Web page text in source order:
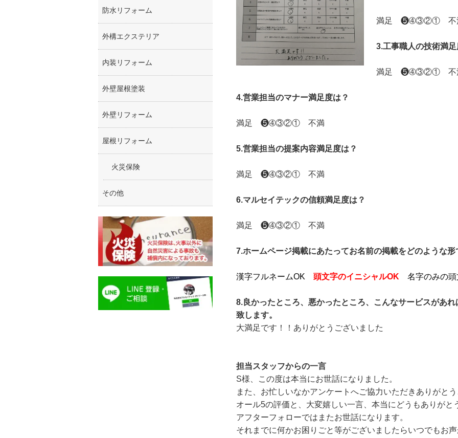
満足 ❺➃③②① 不
3.工事職人の技術満足
満足 ❺➃③②① 不
4.営業担当のマナー満足度は？
満足 ❺➃③②① 不満
5.営業担当の提案内容満足度は？
満足 ❺➃③②① 不満
6.マルセイテックの信頼満足度は？
満足 ❺➃③②① 不満
7.ホームページ掲載にあたってお名前の掲載をどのような
漢字フルネームOK 頭文字のイニシャルOK 名字のみの
8.良かったところ、悪かったところ、こんなサービスがあ
致します。
大満足です！！ありがとうございました
担当スタッフからの一言
S様、この度は本当にお世話になりました。
また、お忙しいなかアンケートへご協力いただきありがとう
オール5の評価と、大変嬉しい一言、本当にどうもありがと
アフターフォローではまたお世話になります。
それまでに何かお困りごと等がございましたらいつでもお声
防水リフォーム
外構エクステリア
内装リフォーム
外壁屋根塗装
外壁リフォーム
屋根リフォーム
火災保険
その他